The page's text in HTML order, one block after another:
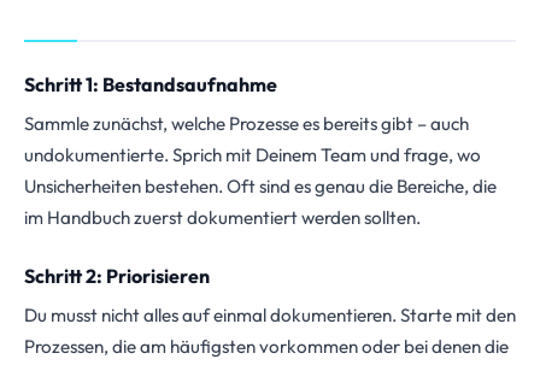
Schritt 1: Bestandsaufnahme
Sammle zunächst, welche Prozesse es bereits gibt – auch
undokumentierte. Sprich mit Deinem Team und frage, wo
Unsicherheiten bestehen. Oft sind es genau die Bereiche, die
im Handbuch zuerst dokumentiert werden sollten.
Schritt 2: Priorisieren
Du musst nicht alles auf einmal dokumentieren. Starte mit den
Prozessen, die am häufigsten vorkommen oder bei denen die